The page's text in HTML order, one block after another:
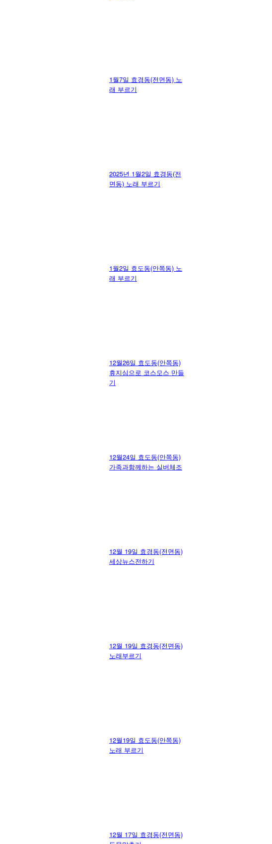
1월7일 효경동(전면동) 노
래 부르기
2025년 1월2일 효경동(전
면동) 노래 부르기
1월2일 효도동(안쪽동) 노
래 부르기
12월26일 효도동(안쪽동)
휴지심으로 코스모스 만들
기
12월24일 효도동(안쪽동)
가족과함께하는 실버체조
12월 19일 효경동(전면동)
세상뉴스전하기
12월 19일 효경동(전면동)
노래부르기
12월19일 효도동(안쪽동)
노래 부르기
12월 17일 효경동(전면동)